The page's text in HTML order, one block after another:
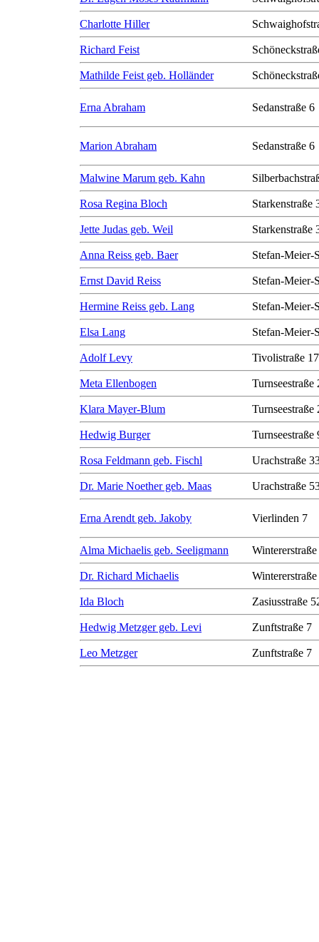
Charlotte Hiller
Richard Feist
Mathilde Feist geb. Holländer
Erna Abraham Sedanstraße 6
Marion Abraham Sedanstraße 6
Malwine Marum geb. Kahn
Rosa Regina Bloch Starkenstraße
Jette Judas geb. Weil Starkenstraße
Anna Reiss geb. Baer Stefan-Meier-
Ernst David Reiss Stefan-Meier-
Hermine Reiss geb. Lang Stefan-Meier-
Elsa Lang Stefan-Meier-
Adolf Levy Tivolistraße 17
Meta Ellenbogen Turnseestraße
Klara Mayer-Blum Turnseestraße
Hedwig Burger Turnseestraße
Rosa Feldmann geb. Fischl Urachstraße
Dr. Marie Noether geb. Maas Urachstraße
Erna Arendt geb. Jakoby Vierlinden 7
Alma Michaelis geb. Seeligmann
Dr. Richard Michaelis
Ida Bloch Zasiusstraße
Hedwig Metzger geb. Levi Zunftstraße 7
Leo Metzger Zunftstraße 7